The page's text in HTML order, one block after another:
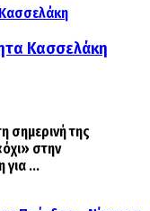
Κασσελάκη
σημερινή της
στην
...